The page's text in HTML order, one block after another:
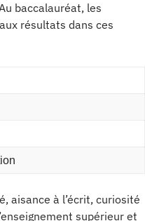
baccalauréat, les
résultats dans ces
aisance à l’écrit, curiosité
supérieur et